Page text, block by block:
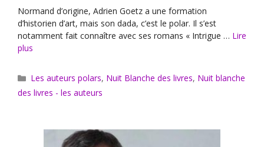
Normand d’origine, Adrien Goetz a une formation
d’historien d’art, mais son dada, c’est le polar. Il s’est
notamment fait connaître avec ses romans « Intrigue … Lire
plus
Catégories
Les auteurs polars, Nuit Blanche des livres, Nuit blanche
des livres - les auteurs